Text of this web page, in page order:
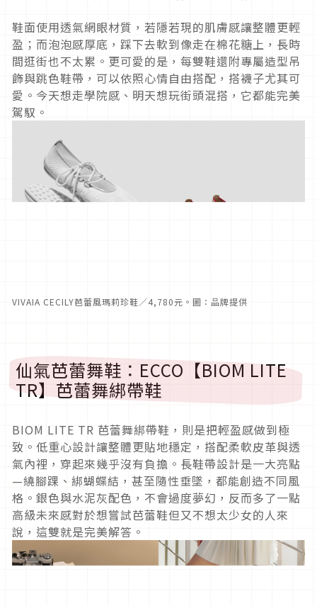
鞋面使用透氣網眼材質，若隱若現的肌膚感讓整體更輕
盈；而泡泡感厚底，踩下去軟到像走在棉花糖上，長時
間逛街也不太累。更可愛的是，每雙鞋還附專屬造型吊
飾與跳色鞋帶，可以依照心情自由搭配，搭襪子尤其可
愛。今天想走學院感、明天想玩街頭混搭，它都能完美
駕馭。
VIVAIA CECILY芭蕾風瑪莉珍鞋／4,780元。圖：品牌提供
仙氣芭蕾舞鞋：ECCO【BIOM LITE
TR】芭蕾舞綁帶鞋
BIOM LITE TR 芭蕾舞綁帶鞋，則是把輕盈感做到極
致。低重心設計讓整體更貼地穩定，搭配柔軟皮革與透
氣內裡，穿起來幾乎沒有負擔。長鞋帶設計是一大亮點
—繞腳踝、綁蝴蝶結，甚至隨性垂墜，都能創造不同風
格。銀色與水泥灰配色，不會過度夢幻，反而多了一點
高級未來感對於想嘗試芭蕾鞋但又不想太少女的人來
說，這雙就是完美解答。